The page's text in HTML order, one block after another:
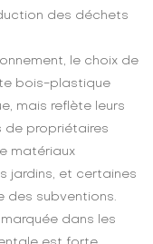
des déchets
le choix de
bois-plastique
mais reflète leurs
de propriétaires
matériaux
jardins, et certaines
subventions.
dans les